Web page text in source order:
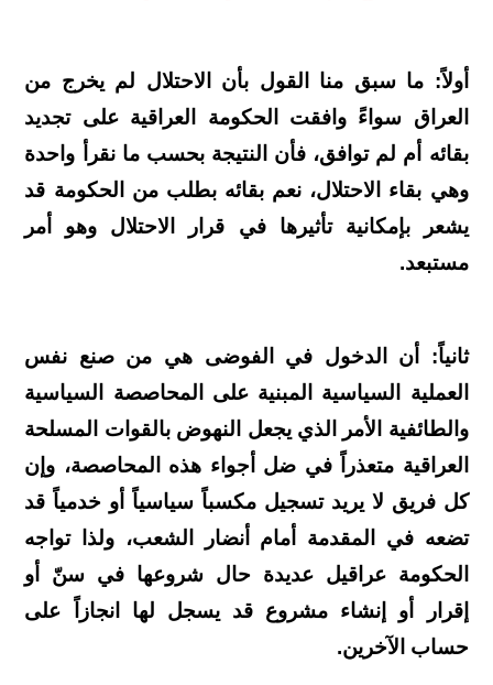
أولاً: ما سبق منا القول بأن الاحتلال لم يخرج من
العراق سواءً وافقت الحكومة العراقية على تجديد
بقائه أم لم توافق، فأن النتيجة بحسب ما نقرأ واحدة
وهي بقاء الاحتلال، نعم بقائه بطلب من الحكومة قد
يشعر بإمكانية تأثيرها في قرار الاحتلال وهو أمر
مستبعد.
ثانياً: أن الدخول في الفوضى هي من صنع نفس
العملية السياسية المبنية على المحاصصة السياسية
والطائفية الأمر الذي يجعل النهوض بالقوات المسلحة
العراقية متعذراً في ضل أجواء هذه المحاصصة، وإن
كل فريق لا يريد تسجيل مكسباً سياسياً أو خدمياً قد
تضعه في المقدمة أمام أنضار الشعب، ولذا تواجه
الحكومة عراقيل عديدة حال شروعها في سنّ أو
إقرار أو إنشاء مشروع قد يسجل لها انجازاً على
حساب الآخرين.